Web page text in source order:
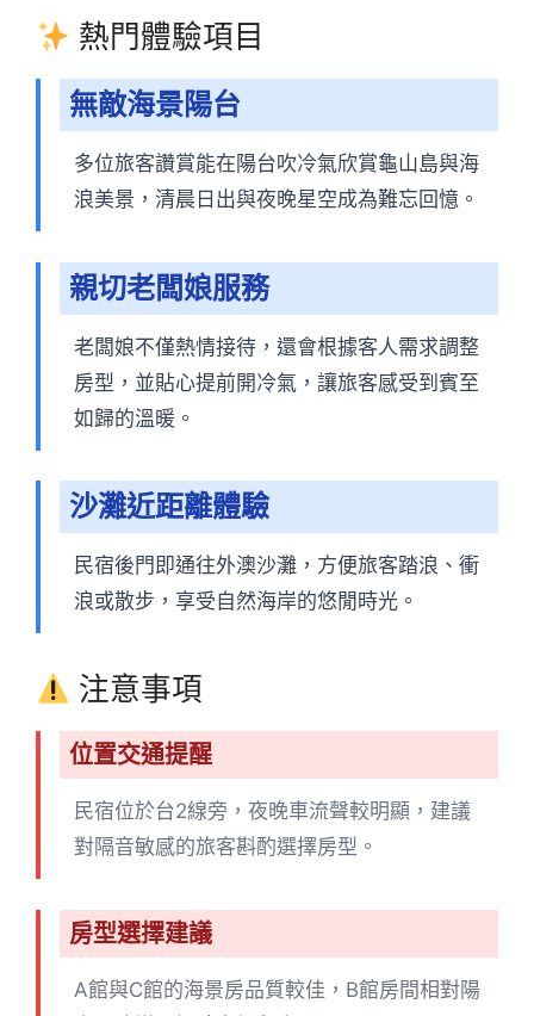
熱門體驗項目
無敵海景陽台
多位旅客讚賞能在陽台吹冷氣欣賞龜山島與海
浪美景，清晨日出與夜晚星空成為難忘回憶。
親切老闆娘服務
老闆娘不僅熱情接待，還會根據客人需求調整
房型，並貼心提前開冷氣，讓旅客感受到賓至
如歸的溫暖。
沙灘近距離體驗
民宿後門即通往外澳沙灘，方便旅客踏浪、衝
浪或散步，享受自然海岸的悠閒時光。
注意事項
位置交通提醒
民宿位於台2線旁，夜晚車流聲較明顯，建議
對隔音敏感的旅客斟酌選擇房型。
房型選擇建議
A館與C館的海景房品質較佳，B館房間相對陽